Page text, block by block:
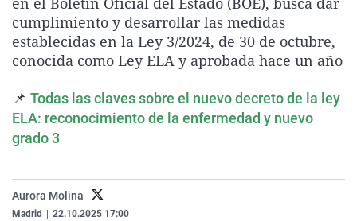
La rosa de los vientos
Gente viajera
Como el perro y el
Caso
Retornados
Equipo de
Operación Viuda
Extremadura
Galicia
La Rioja
Navarra
País Vasco
Virales
Televisión
Elecciones
cumplimiento y desarrollar las medidas
establecidas en la Ley 3/2024, de 30 de octubre,
conocida como Ley ELA y aprobada hace un año
📌 Todas las claves sobre el nuevo decreto de la ley
ELA: reconocimiento de la enfermedad y nuevo
grado 3
Aurora Molina
Madrid 22.10.2025 17:00